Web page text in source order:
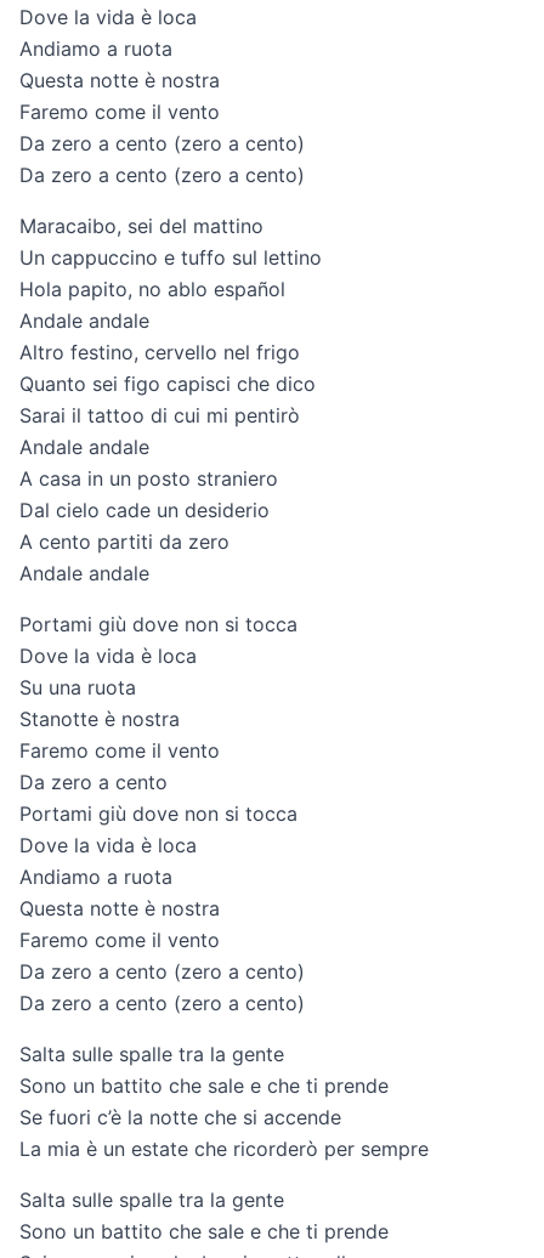
Dove la vida è loca
Andiamo a ruota
Questa notte è nostra
Faremo come il vento
Da zero a cento (zero a cento)
Da zero a cento (zero a cento)
Maracaibo, sei del mattino
Un cappuccino e tuffo sul lettino
Hola papito, no ablo español
Andale andale
Altro festino, cervello nel frigo
Quanto sei figo capisci che dico
Sarai il tattoo di cui mi pentirò
Andale andale
A casa in un posto straniero
Dal cielo cade un desiderio
A cento partiti da zero
Andale andale
Portami giù dove non si tocca
Dove la vida è loca
Su una ruota
Stanotte è nostra
Faremo come il vento
Da zero a cento
Portami giù dove non si tocca
Dove la vida è loca
Andiamo a ruota
Questa notte è nostra
Faremo come il vento
Da zero a cento (zero a cento)
Da zero a cento (zero a cento)
Salta sulle spalle tra la gente
Sono un battito che sale e che ti prende
Se fuori c’è la notte che si accende
La mia è un estate che ricorderò per sempre
Salta sulle spalle tra la gente
Sono un battito che sale e che ti prende